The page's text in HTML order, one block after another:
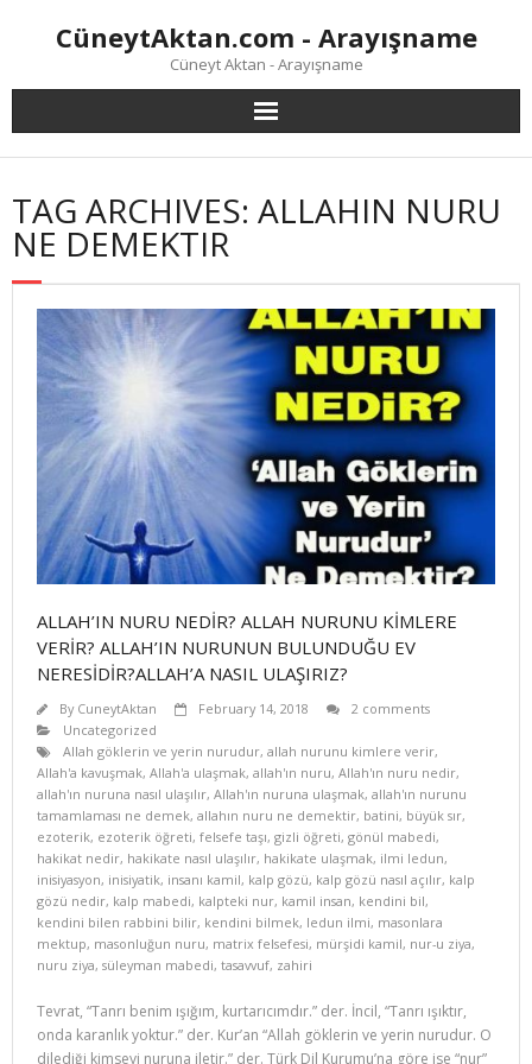
CüneytAktan.com - Arayışname
Cüneyt Aktan - Arayışname
TAG ARCHIVES: ALLAHIN NURU
NE DEMEKTIR
ALLAH’IN NURU NEDİR? ALLAH NURUNU KİMLERE
VERİR? ALLAH’IN NURUNUN BULUNDUĞU EV
NERESİDİR?ALLAH’A NASIL ULAŞIRIZ?
By CuneytAktan February 14, 2018
2 comments
Uncategorized
Allah göklerin ve yerin nurudur, allah nurunu kimlere verir,
Allah'a kavuşmak, Allah'a ulaşmak, allah'ın nuru, Allah'ın nuru nedir,
allah'ın nuruna nasıl ulaşılır, Allah'ın nuruna ulaşmak, allah'ın nurunu
tamamlaması ne demek, allahın nuru ne demektir, batini, büyük sır,
ezoterik, ezoterik öğreti, felsefe taşı, gizli öğreti, gönül mabedi,
hakikat nedir, hakikate nasıl ulaşılır, hakikate ulaşmak, ilmi ledun,
inisiyasyon, inisiyatik, insanı kamil, kalp gözü, kalp gözü nasıl açılır, kalp
gözü nedir, kalp mabedi, kalpteki nur, kamil insan, kendini bil,
kendini bilen rabbini bilir, kendini bilmek, ledun ilmi, masonlara
mektup, masonluğun nuru, matrix felsefesi, mürşidi kamil, nur-u ziya,
nuru ziya, süleyman mabedi, tasavvuf, zahiri
Tevrat, “Tanrı benim ışığım, kurtarıcımdır.” der. İncil, “Tanrı ışıktır,
onda karanlık yoktur.” der. Kur’an “Allah göklerin ve yerin nurudur. O
dilediği kimseyi nuruna iletir.” der. Türk Dil Kurumu’na göre ise “nur”